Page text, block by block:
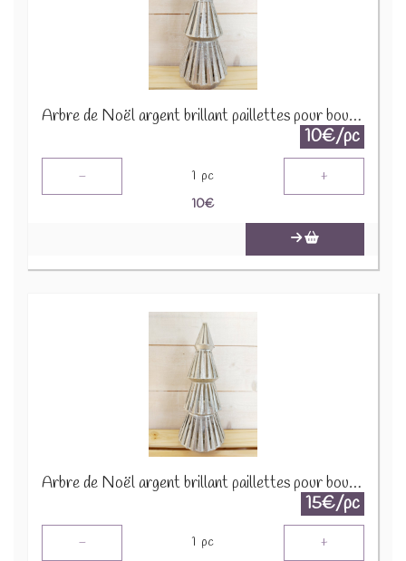
Arbre de Noël argent brillant paillettes pour bougie 1650 A1590
10€/pc
- 1 pc +
10€
Arbre de Noël argent brillant paillettes pour bougie 1650 B 2290
15€/pc
- 1 pc +